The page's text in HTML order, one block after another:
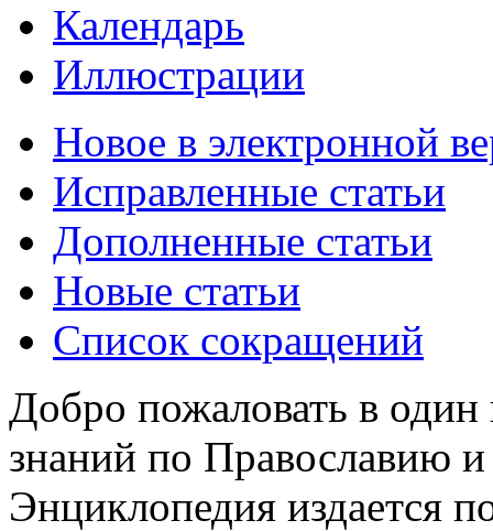
Календарь
Иллюстрации
Новое в электронной
Исправленные статьи
Дополненные статьи
Новые статьи
Список сокращений
Добро пожаловать в
знаний по Православию
Энциклопедия издается